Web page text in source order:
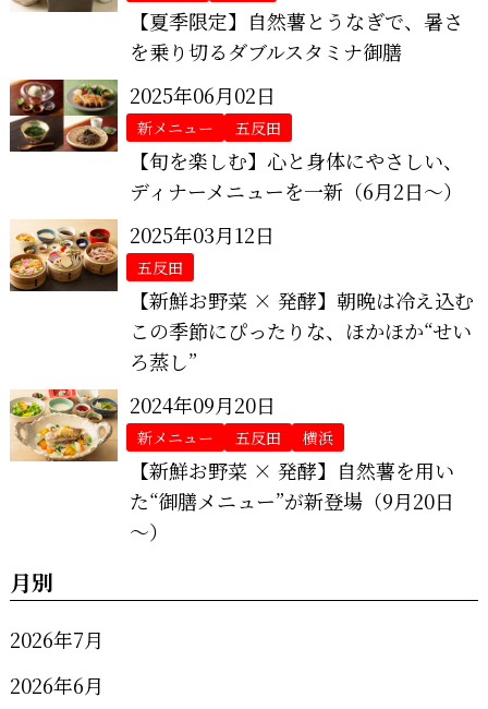
【夏季限定】自然薯とうなぎで、暑さ
を乗り切るダブルスタミナ御膳
2025年06月02日
新メニュー 五反田
【旬を楽しむ】心と身体にやさしい、
ディナーメニューを一新（6月2日～）
2025年03月12日
五反田
【新鮮お野菜 × 発酵】朝晩は冷え込む
この季節にぴったりな、ほかほか“せい
ろ蒸し”
2024年09月20日
新メニュー 五反田 横浜
【新鮮お野菜 × 発酵】自然薯を用い
た“御膳メニュー”が新登場（9月20日
～）
月別
2026年7月
2026年6月